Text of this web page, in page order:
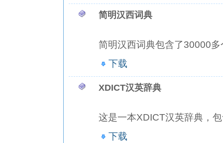
简明汉西词典
简明汉西词典包含了30000
下载
XDICT汉英辞典
这是一本XDICT汉英辞典，
下载